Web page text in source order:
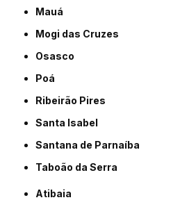
Mauá
Mogi das Cruzes
Osasco
Poá
Ribeirão Pires
Santa Isabel
Santana de Parnaíba
Taboão da Serra
Atibaia